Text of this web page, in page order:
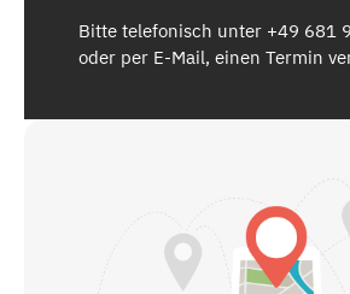
Bitte telefonisch unter +49 681
oder per E-Mail, einen Termin